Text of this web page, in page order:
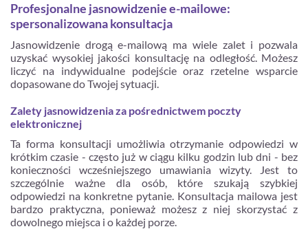
Profesjonalne jasnowidzenie e-mailowe:
spersonalizowana konsultacja
Jasnowidzenie drogą e-mailową ma wiele zalet i pozwala
uzyskać wysokiej jakości konsultację na odległość. Możesz
liczyć na indywidualne podejście oraz rzetelne wsparcie
dopasowane do Twojej sytuacji.
Zalety jasnowidzenia za pośrednictwem poczty
elektronicznej
Ta forma konsultacji umożliwia otrzymanie odpowiedzi w
krótkim czasie - często już w ciągu kilku godzin lub dni - bez
konieczności wcześniejszego umawiania wizyty. Jest to
szczególnie ważne dla osób, które szukają szybkiej
odpowiedzi na konkretne pytanie. Konsultacja mailowa jest
bardzo praktyczna, ponieważ możesz z niej skorzystać z
dowolnego miejsca i o każdej porze.